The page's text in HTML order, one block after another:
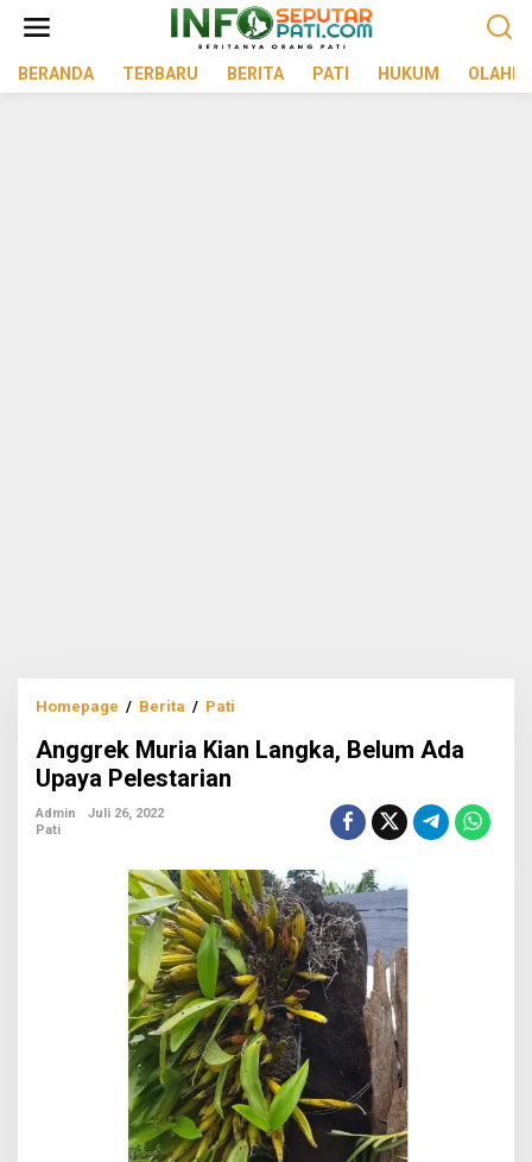
BERANDA
TERBARU BERITA PATI HUKUM
Homepage / Berita / Pati
Kian
Anggrek Muria Kian Langka, Belum Ada
Upaya Pelestarian
Admin
Juli 26, 2022
Pati